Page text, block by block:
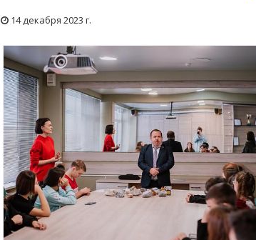
14 декабря 2023 г.